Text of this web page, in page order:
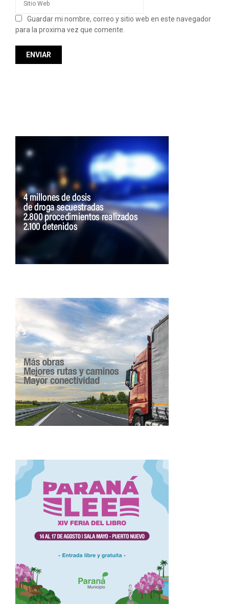
Guardar mi nombre, correo y sitio web en este navegador
para la proxima vez que comente.